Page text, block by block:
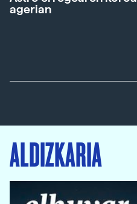
agerian
ALDIZKARIA